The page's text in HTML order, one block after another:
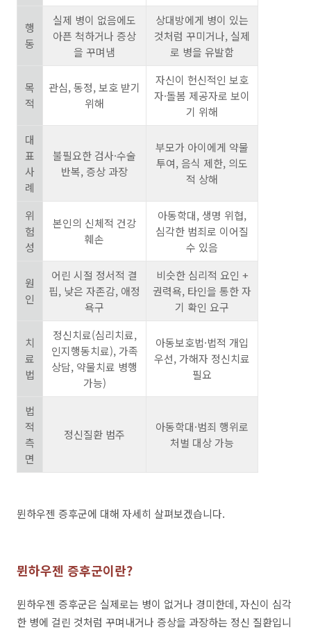
행
동
실제 병이 없음에도
아픈 척하거나 증상
을 꾸며냄
상대방에게 병이 있는
것처럼 꾸미거나, 실제
로 병을 유발함
목
적
관심, 동정, 보호 받기
위해
자신이 헌신적인 보호
자·돌봄 제공자로 보이
기 위해
대
표
사
례
불필요한 검사·수술
반복, 증상 과장
부모가 아이에게 약물
투여, 음식 제한, 의도
적 상해
위
험
성
본인의 신체적 건강
훼손
아동학대, 생명 위협,
심각한 범죄로 이어질
수 있음
원
인
어린 시절 정서적 결
핍, 낮은 자존감, 애정
욕구
비슷한 심리적 요인 +
권력욕, 타인을 통한 자
기 확인 요구
치
료
법
정신치료(심리치료,
인지행동치료), 가족
상담, 약물치료 병행
가능)
아동보호법·법적 개입
우선, 가해자 정신치료
필요
법
적
측
면
정신질환 범주
아동학대·범죄 행위로
처벌 대상 가능
뮌하우젠 증후군에 대해 자세히 살펴보겠습니다.
뮌하우젠 증후군이란?
뮌하우젠 증후군은 실제로는 병이 없거나 경미한데, 자신이 심각
한 병에 걸린 것처럼 꾸며내거나 증상을 과장하는 정신 질환입니